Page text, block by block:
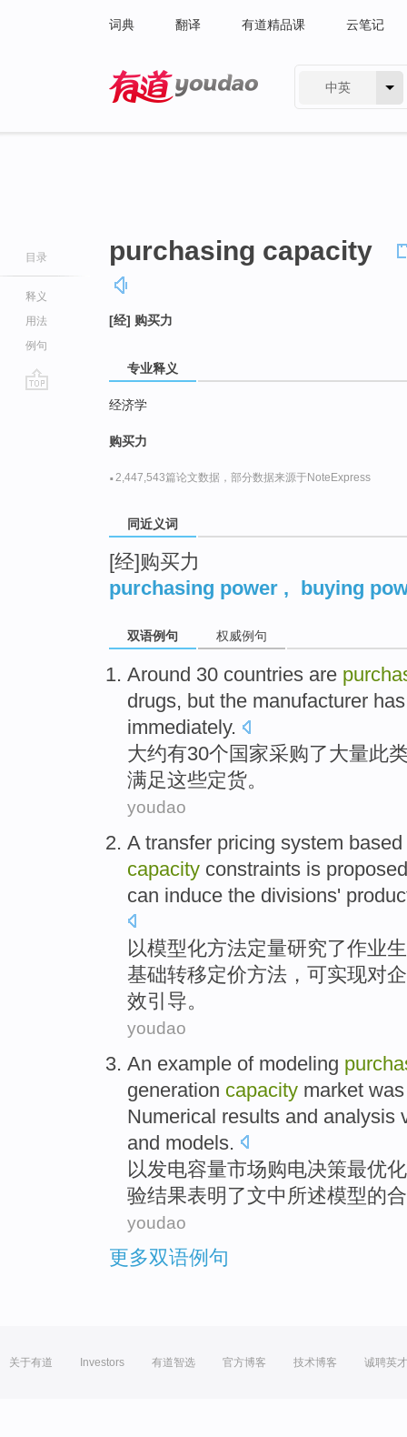
词典 翻译 有道精品课 云笔记
中英
目录
释义
用法
例句
purchasing capacity
[经] 购买力
专业释义
经济学
购买力
· 2,447,543篇论文数据，部分数据来源于NoteExpress
同近义词
[经]购买力
purchasing power , buying
双语例句 权威例句
Around 30 countries are
drugs, but the manufacturer
immediately.
大约有30个国家采购了大量此
满足这些定货。
youdao
A transfer pricing system based
capacity constraints is proposed
can induce the divisions'
以模型化方法定量研究了作业
基础转移定价方法， 可实现对
效引导。
youdao
An example of modeling
generation capacity market
Numerical results and analysis
and models.
以发电容量市场购电决策最优化
验结果表明 了文中所述模型的
youdao
更多双语例句
关于有道 Investors 有道智选 官方博客 技术博客 诚聘英才